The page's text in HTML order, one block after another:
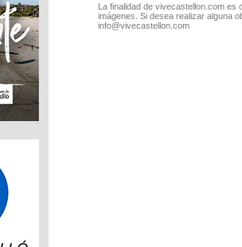
La finalidad de vivecastellon.com
imágenes. Si desea realizar alguna
info@vivecastellon.com